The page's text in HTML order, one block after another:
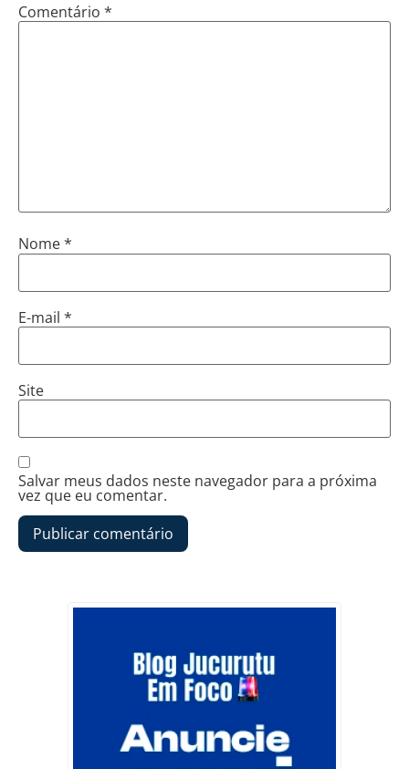
Comentário *
Nome*
E-mail *
Site
Salvar meus dados neste navegador para a próxima
vez que eu comentar.